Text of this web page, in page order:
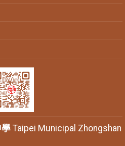
Taipei Municipal Zhongshan